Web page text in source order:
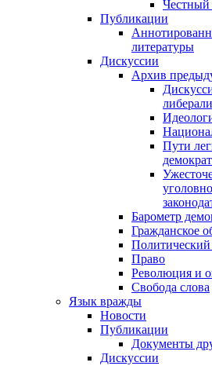
Честный
Публикации
литературы
Дискуссии
Архив
Пути
Барометр
Гражданское
Право
Революция и
Свобода слова
Язык вражды
Новости
Публикации
Документы
Дискуссии